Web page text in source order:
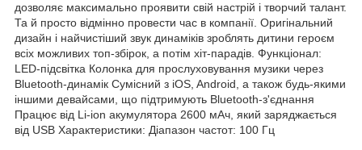
дозволяє максимально проявити свій настрій і творчий талант.
Та й просто відмінно провести час в компанії. Оригінальний
дизайн і найчистіший звук динаміків зроблять дитини героєм
всіх можливих топ-збірок, а потім хіт-парадів. Функціонал:
LED-підсвітка Колонка для прослуховування музики через
Bluetooth-динамік Сумісний з iOS, Android, а також будь-якими
іншими девайсами, що підтримують Bluetooth-з'єднання
Працює від Li-ion акумулятора 2600 мАч, який заряджається
від USB Характеристики: Діапазон частот: 100 Гц